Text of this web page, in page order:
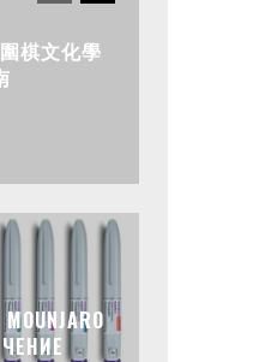
棋文化學